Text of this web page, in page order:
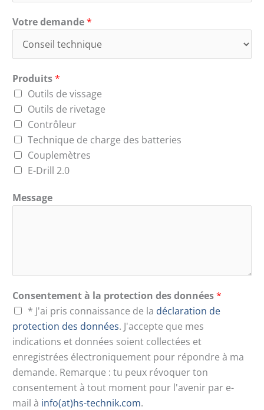
Votre demande*
Produits*
Outils de vissage
Outils de rivetage
Contrôleur
Technique de charge des batteries
Couplemètres
E-Drill 2.0
Message
Consentement à la protection des données*
* J'ai pris connaissance de la déclaration de
protection des données. J'accepte que mes
indications et données soient collectées et
enregistrées électroniquement pour répondre à ma
demande. Remarque : tu peux révoquer ton
consentement à tout moment pour l'avenir par e-
mail à info(at)hs-technik.com.